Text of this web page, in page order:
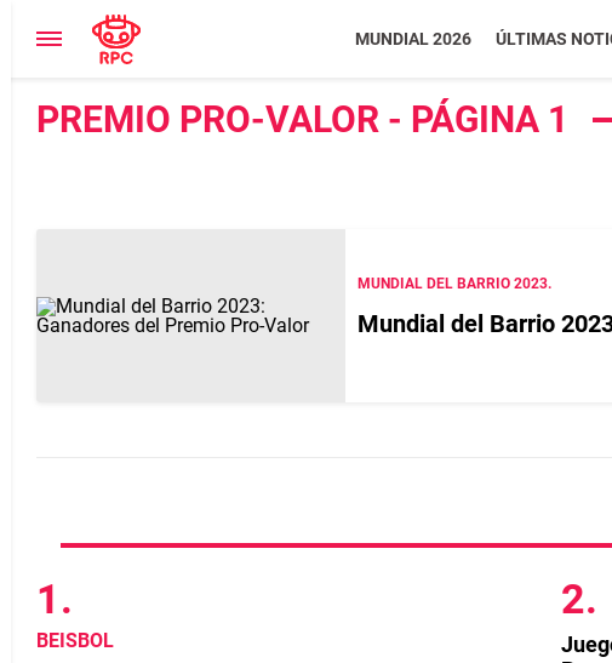
MUNDIAL 2026 ÚLTIMAS
PREMIO PRO-VALOR - PÁGINA 1
MUNDIAL DEL BARRIO 2023.
Mundial del Barrio
BEISBOL